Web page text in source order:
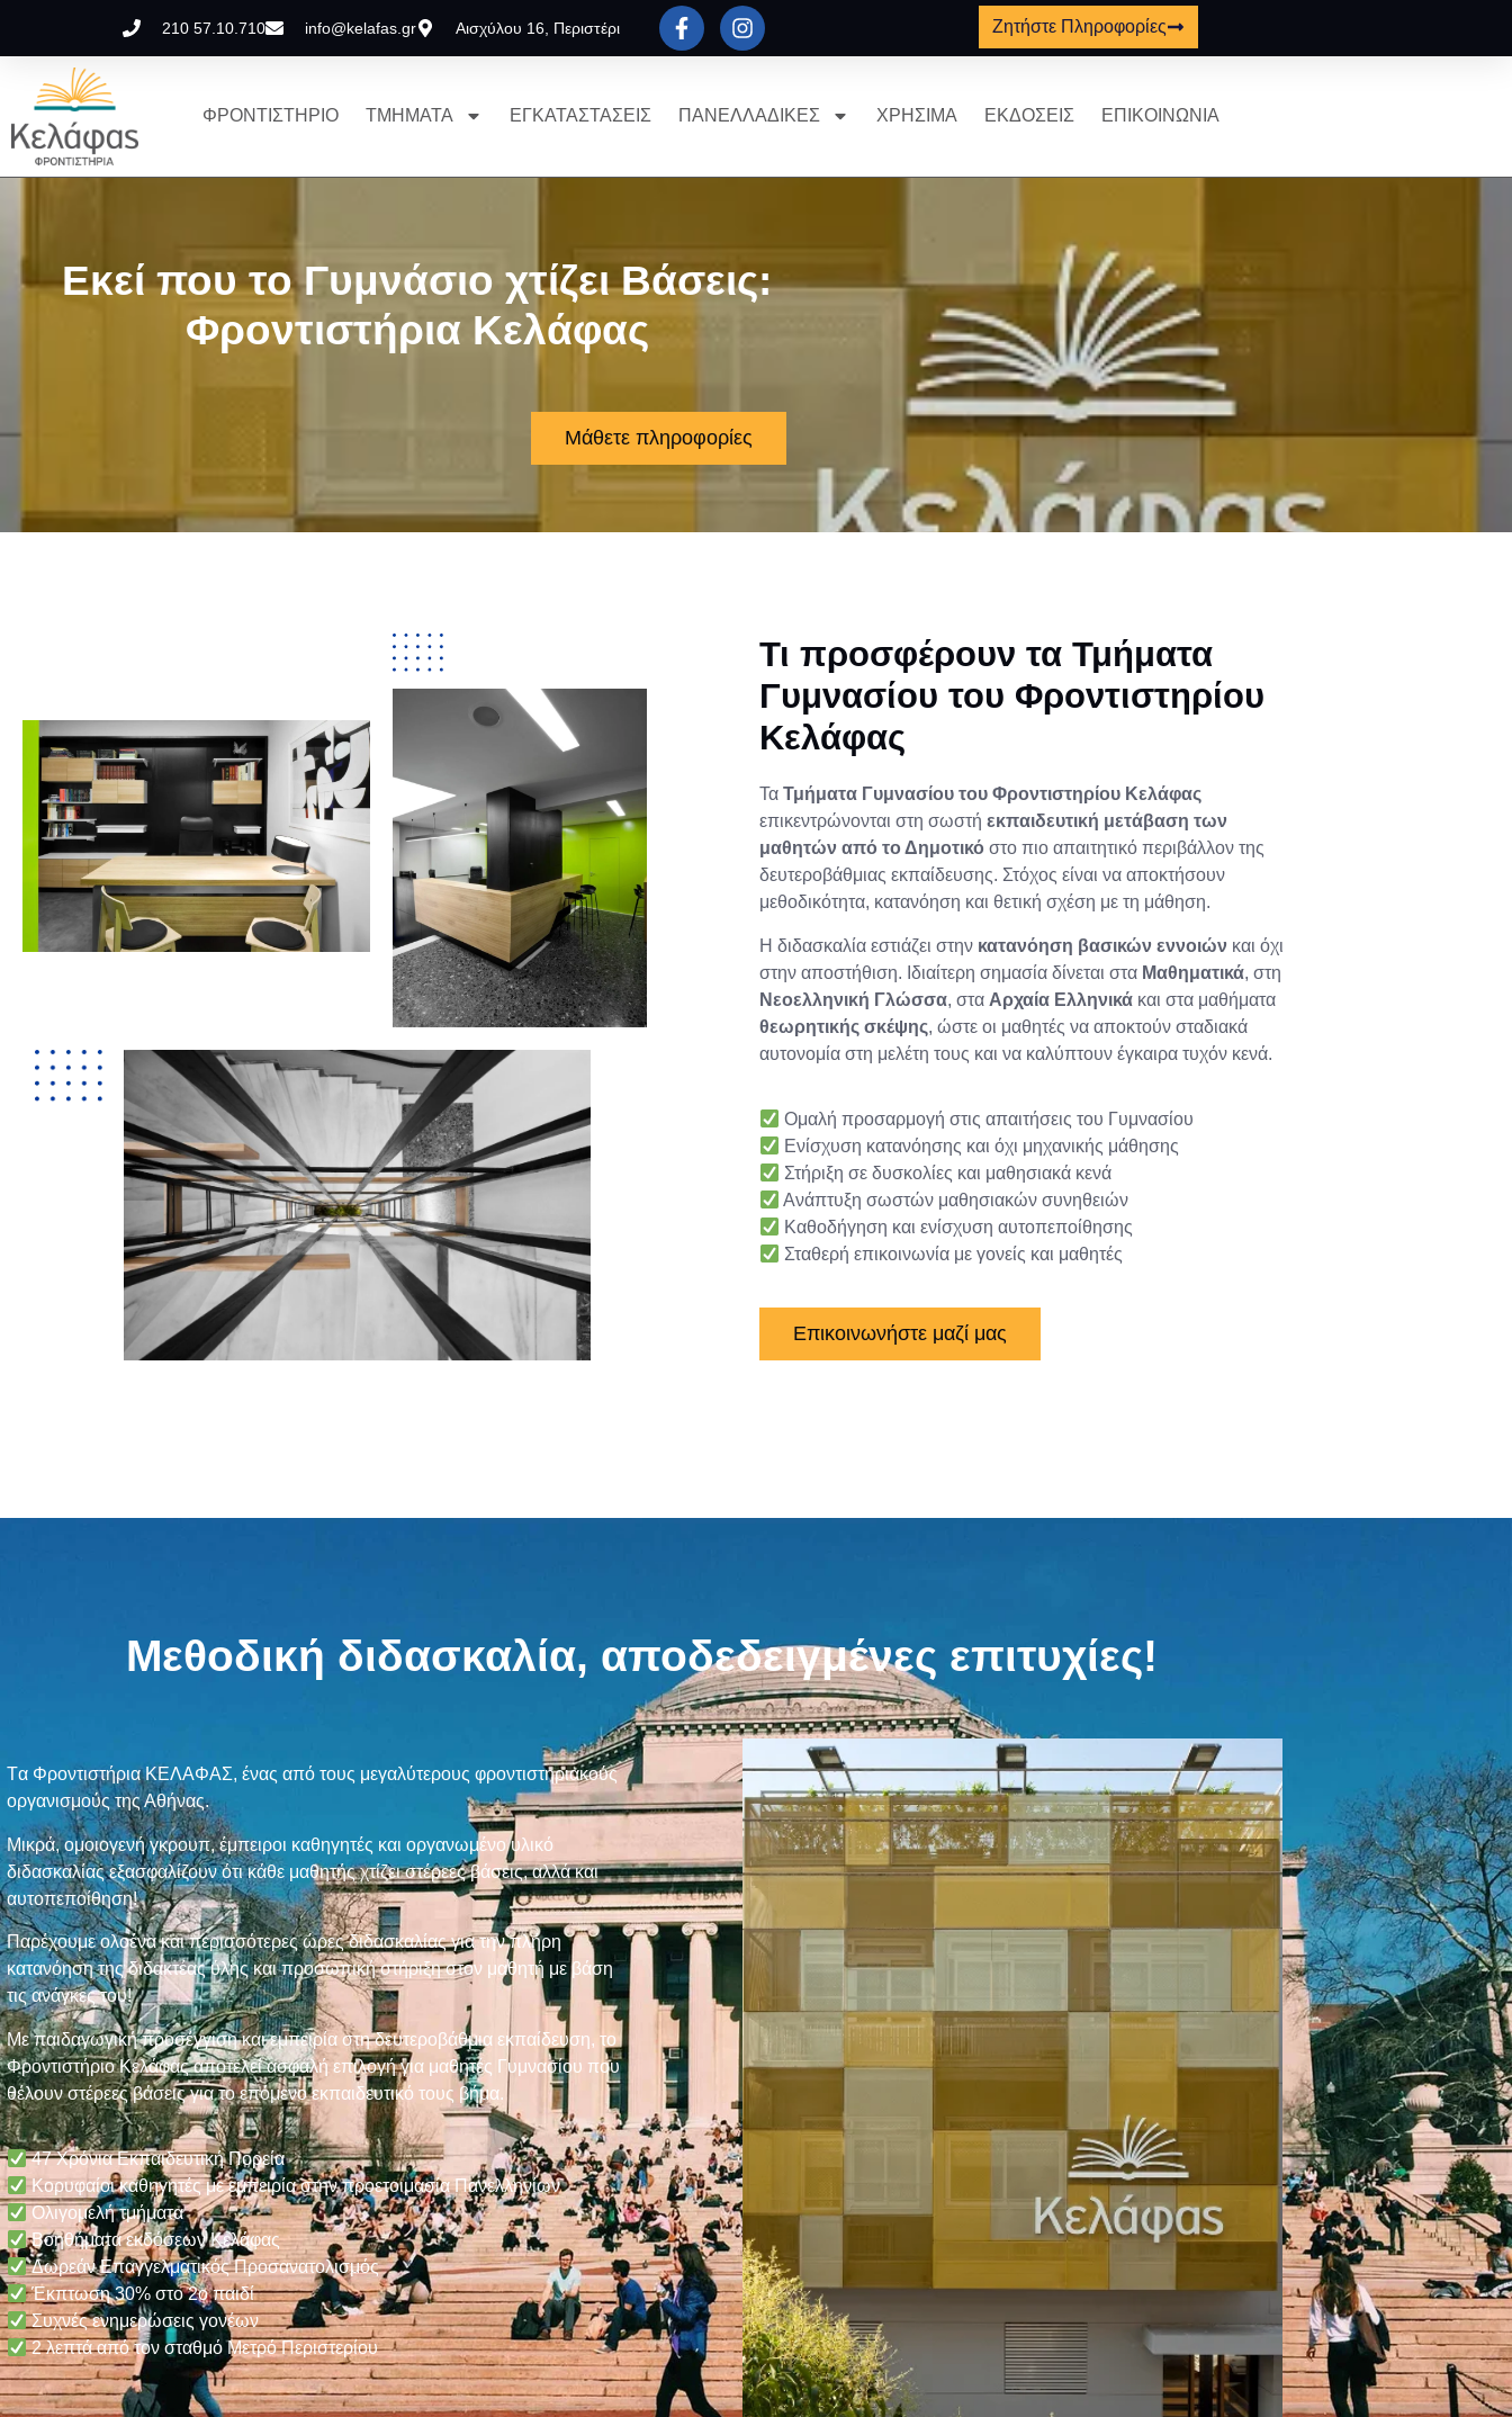
210 57.10.710 info@kelafas.gr Αισχύλου 16, Περιστέρι Ζητήστε Πληροφορίες
ΦΡΟΝΤΙΣΤΗΡΙΟ ΤΜΗΜΑΤΑ ΕΓΚΑΤΑΣΤΑΣΕΙΣ ΠΑΝΕΛΛΑΔΙΚΕΣ ΧΡΗΣΙΜΑ ΕΚΔΟΣΕΙΣ ΕΠΙΚΟΙΝΩΝΙΑ
Εκεί που το Γυμνάσιο χτίζει Βάσεις:
Φροντιστήρια Κελάφας
Μάθετε πληροφορίες
Τι προσφέρουν τα Τμήματα
Γυμνασίου του Φροντιστηρίου
Κελάφας
Τα Τμήματα Γυμνασίου του Φροντιστηρίου Κελάφας
επικεντρώνονται στη σωστή εκπαιδευτική μετάβαση των
μαθητών από το Δημοτικό στο πιο απαιτητικό περιβάλλον της
δευτεροβάθμιας εκπαίδευσης. Στόχος είναι να αποκτήσουν
μεθοδικότητα, κατανόηση και θετική σχέση με τη μάθηση.
Η διδασκαλία εστιάζει στην κατανόηση βασικών εννοιών και όχι
στην αποστήθιση. Ιδιαίτερη σημασία δίνεται στα Μαθηματικά, στη
Νεοελληνική Γλώσσα, στα Αρχαία Ελληνικά και στα μαθήματα
θεωρητικής σκέψης, ώστε οι μαθητές να αποκτούν σταδιακά
αυτονομία στη μελέτη τους και να καλύπτουν έγκαιρα τυχόν κενά.
Ομαλή προσαρμογή στις απαιτήσεις του Γυμνασίου
Ενίσχυση κατανόησης και όχι μηχανικής μάθησης
Στήριξη σε δυσκολίες και μαθησιακά κενά
Ανάπτυξη σωστών μαθησιακών συνηθειών
Καθοδήγηση και ενίσχυση αυτοπεποίθησης
Σταθερή επικοινωνία με γονείς και μαθητές
Επικοινωνήστε μαζί μας
Μεθοδική διδασκαλία, αποδεδειγμένες επιτυχίες!
Tα Φροντιστήρια ΚΕΛΑΦΑΣ, ένας από τους μεγαλύτερους φροντιστηριακούς
οργανισμούς της Αθήνας.
Μικρά, ομοιογενή γκρουπ, έμπειροι καθηγητές και οργανωμένο υλικό
διδασκαλίας εξασφαλίζουν ότι κάθε μαθητής χτίζει στέρεες βάσεις, αλλά και
αυτοπεποίθηση!
Παρέχουμε ολοένα και περισσότερες ώρες διδασκαλίας για την πλήρη
κατανόηση της διδακτέας ύλης και προσωπική στήριξη στον μαθητή με βάση
τις ανάγκες του!
Με παιδαγωγική προσέγγιση και εμπειρία στη δευτεροβάθμια εκπαίδευση, το
Φροντιστήριο Κελάφας αποτελεί ασφαλή επιλογή για μαθητές Γυμνασίου που
θέλουν στέρεες βάσεις για το επόμενο εκπαιδευτικό τους βήμα.
47 Χρόνια Εκπαιδευτική Πορεία
Κορυφαίοι καθηγητές με εμπειρία στην προετοιμασία Πανελληνίων
Ολιγομελή τμήματα
Βοηθήματα εκδόσεων Κελάφας
Δωρεάν Επαγγελματικός Προσανατολισμός
Έκπτωση 30% στο 2ο παιδί
Συχνές ενημερώσεις γονέων
2 λεπτά από τον σταθμό Μετρό Περιστερίου